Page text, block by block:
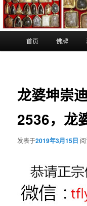
首页 佛牌
龙婆坤崇
2536，龙
发表于2019年3月15日